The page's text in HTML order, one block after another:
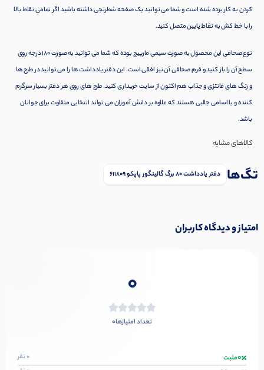
کردن به کار برده شده است و شما می توانید یک صفحه شطرنجی داشته باشید اگر تمامی نقاط بالا
را با خط کش به نقاط پایین متصل کنید.
نوع صحافی این محصول به صورت سیمی مارپیچ بوده که شما می توانید به صورت 180 درجه روی
سطح آن را باز کنید و فرم صحافی آن نیز افقی است. این دفتر یادداشت ها را می توانید در طرح ها
و رنگ های فانتزی و جذاب هم اکنون از سایت خریداری کنید. طرح های روی هر دفتر بسیار سرگرم
کننده و با اسامی جالبی هستند که علاوه بر دانش آموزان می تواند انتخابی متفاوت برای جوانان
باشد.
کالاهای مشابه
تگ‌ها دفتر یادداشت 80 برگ گالینگور پاپکو 611809
امتیاز و دیدگاه کاربران
0
تعداد امتیازها0
0مثبت 0 نفر